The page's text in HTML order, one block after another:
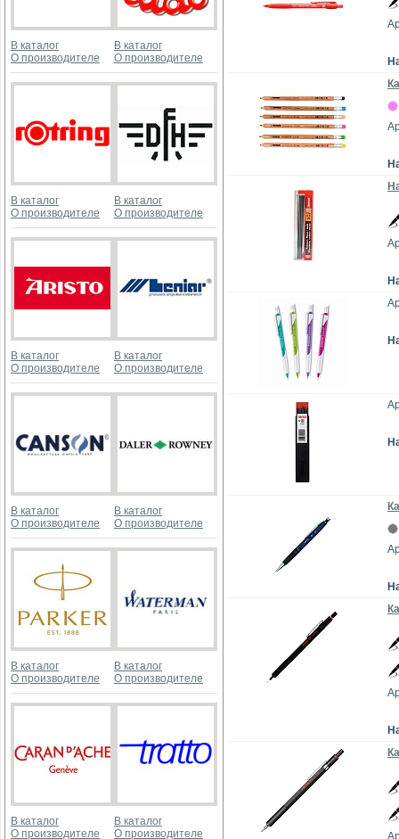
В каталог
О производителе
В каталог
О производителе
В каталог
О производителе
В каталог
О производителе
В каталог
О производителе
В каталог
О производителе
В каталог
О производителе
В каталог
О производителе
В каталог
О производителе
В каталог
О производителе
В каталог
О производителе
В каталог
О производителе